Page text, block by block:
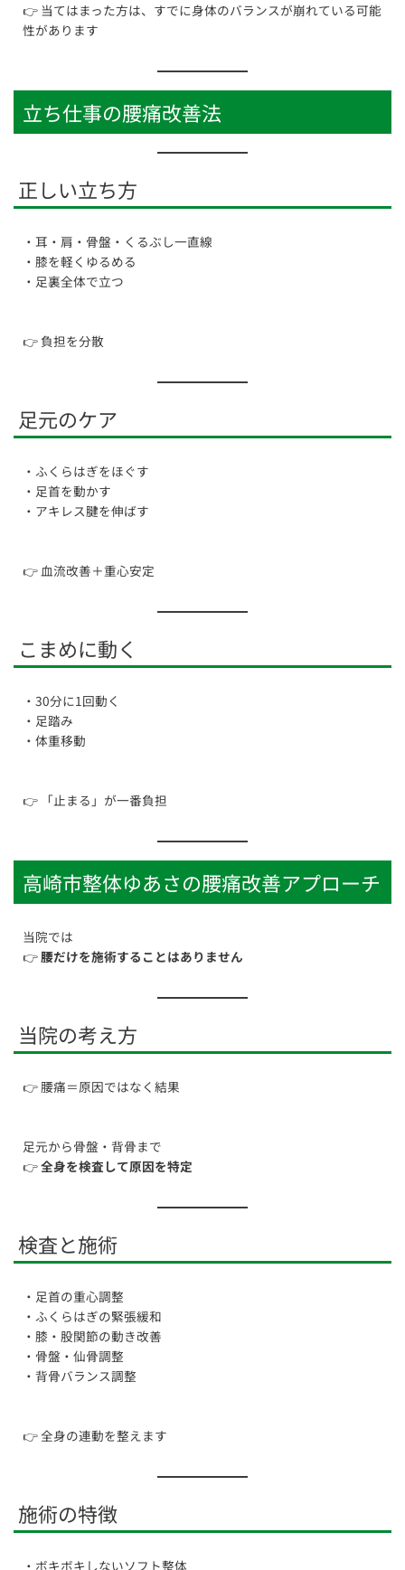
👉 当てはまった方は、すでに身体のバランスが崩れている可能
性があります
立ち仕事の腰痛改善法
正しい立ち方
・耳・肩・骨盤・くるぶし一直線
・膝を軽くゆるめる
・足裏全体で立つ
👉 負担を分散
足元のケア
・ふくらはぎをほぐす
・足首を動かす
・アキレス腱を伸ばす
👉 血流改善＋重心安定
こまめに動く
・30分に1回動く
・足踏み
・体重移動
👉 「止まる」が一番負担
高崎市整体ゆあさの腰痛改善アプローチ
当院では
👉腰だけを施術することはありません
当院の考え方
👉 腰痛＝原因ではなく結果
足元から骨盤・背骨まで
👉全身を検査して原因を特定
検査と施術
・足首の重心調整
・ふくらはぎの緊張緩和
・膝・股関節の動き改善
・骨盤・仙骨調整
・背骨バランス調整
👉 全身の連動を整えます
施術の特徴
・ボキボキしないソフト整体